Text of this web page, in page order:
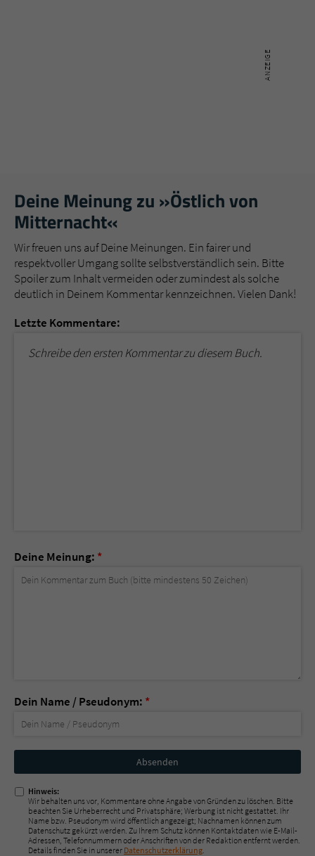
Deine Meinung zu »Östlich von
Mitternacht«
Wir freuen uns auf Deine Meinungen. Ein fairer und
respektvoller Umgang sollte selbstverständlich sein. Bitte
Spoiler zum Inhalt vermeiden oder zumindest als solche
deutlich in Deinem Kommentar kennzeichnen. Vielen Dank!
Letzte Kommentare:
Schreibe den ersten Kommentar zu diesem Buch.
Deine Meinung: *
Dein Name / Pseudonym: *
Nicht
ausfüllen!
Hinweis:
Wir behalten uns vor, Kommentare ohne Angabe von Gründen zu löschen. Bitte
beachten Sie Urheberrecht und Privatsphäre; Werbung ist nicht gestattet. Ihr
Name bzw. Pseudonym wird öffentlich angezeigt; Nachnamen können zum
Datenschutz gekürzt werden. Zu Ihrem Schutz können Kontaktdaten wie E-Mail-
Adressen, Telefonnummern oder Anschriften von der Redaktion entfernt werden.
Details finden Sie in unserer Datenschutzerklärung